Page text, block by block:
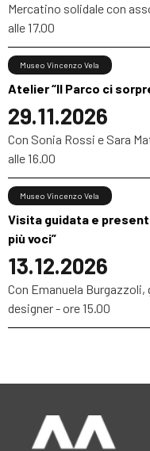
Mercatino solidale con
alle 17.00
Atelier “Il Parco ci
29.11.2026
Museo Vincenzo Vela
Con Sonia Rossi e Sara
alle 16.00
Visita guidata e
più voci”
13.12.2026
Museo Vincenzo Vela
Con Emanuela
designer - ore 15.00